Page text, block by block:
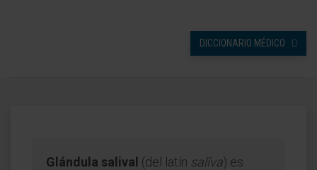
DICCIONARIO MÉDICO
Glándula salival (del latín salīva) es